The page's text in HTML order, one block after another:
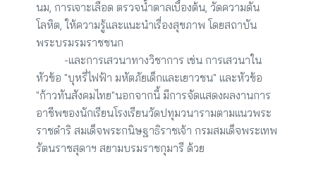
นม, การเจาะเลือด ตรวจน้ำตาลเบื้องต้น, วัดความดัน
โลหิต, ให้ความรู้และแนะนำเรื่องสุขภาพ โดยสถาบัน
พระบรมรมราชชนก
-และการเสวนาทางวิชาการ เช่น การเสวนาใน
หัวข้อ "บุหรี่ไฟฟ้า มหัตภัยเด็กและเยาวชน" และหัวข้อ
"ก้าวทันสังคมไทย"นอกจากนี้ มีการจัดแสดงผลงานการ
อาชีพของนักเรียนโรงเรียนวัดปทุมวนารามตามแนวพระ
ราชดำริ สมเด็จพระกนิษฐาธิราชเจ้า กรมสมเด็จพระเทพ
รัตนราชสุดาฯ สยามบรมราชกุมารี ด้วย